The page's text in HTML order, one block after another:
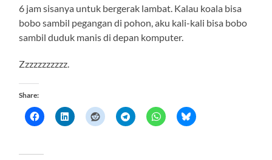
6 jam sisanya untuk bergerak lambat. Kalau koala bisa
bobo sambil pegangan di pohon, aku kali-kali bisa bobo
sambil duduk manis di depan komputer.
Zzzzzzzzzzz.
Share: